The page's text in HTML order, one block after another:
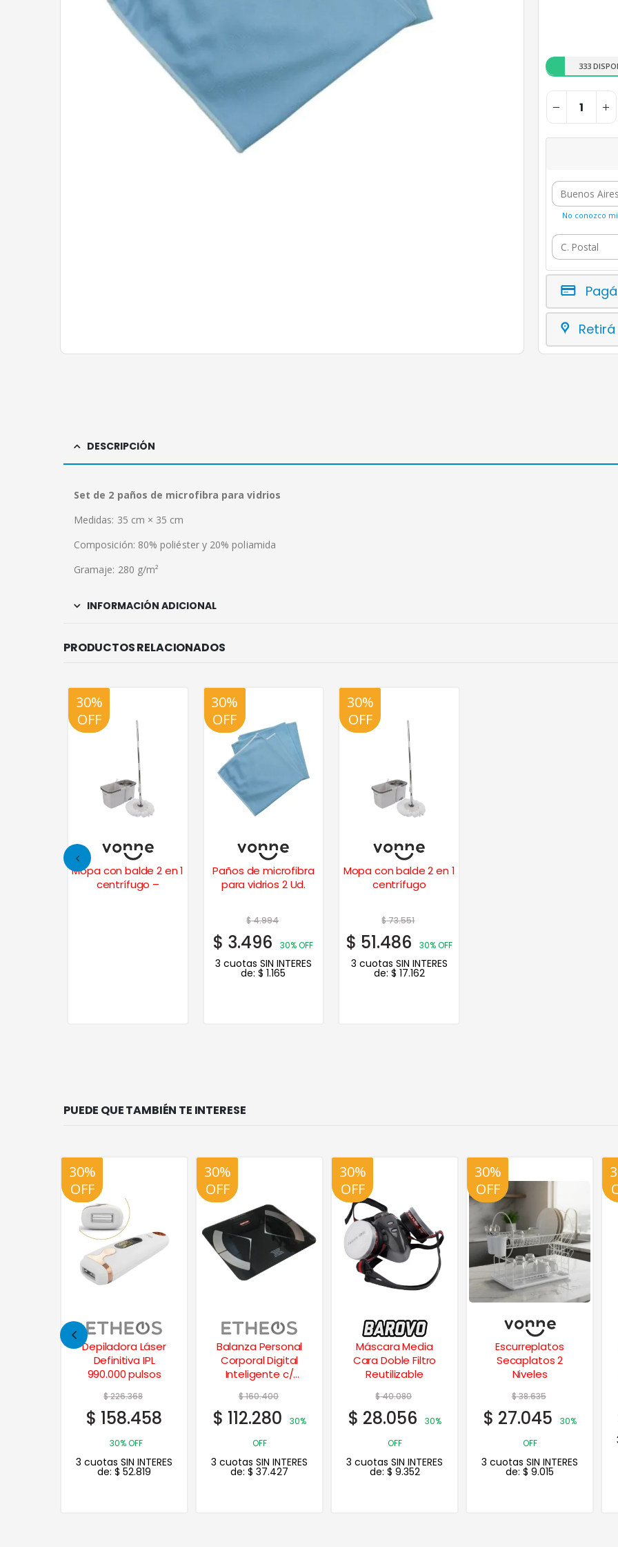
333
No conozco
DESCRIPCIÓN
Set de 2 paños de microfibra para vidrios
Medidas: 35 cm × 35 cm
Composición: 80% poliéster y 20% poliamida
Gramaje: 280 g/m²
INFORMACIÓN ADICIONAL
PRODUCTOS RELACIONADOS
30%
OFF
20%
OFF
Mopa con balde 2 en 1
centrífugo –
30%
OFF
20%
OFF
Paños de microfibra
para vidrios 2 Ud.
$4.994
$ 3.496 30% OFF
3 cuotas SIN INTERES
de:$ 1.165
30%
OFF
20%
OFF
Mopa con balde 2 en 1
centrífugo
$73.551
$ 51.486 30% OFF
3 cuotas SIN INTERES
de: $ 17.162
PUEDE QUE TAMBIÉN TE INTERESE
30%
OFF
20%
OFF
Depiladora Láser
Definitiva IPL
990.000 pulsos
$226.368
$ 158.458
30% OFF
3 cuotas SIN INTERES
de: $ 52.819
30%
OFF
20%
OFF
Balanza Personal
Corporal Digital
Inteligente c/
$160.400
$ 112.280
30%
OFF
3 cuotas SIN INTERES
de: $ 37.427
30%
OFF
20%
OFF
Máscara Media
Cara Doble Filtro
Reutilizable
$40.080
$ 28.056
30%
OFF
3 cuotas SIN INTERES
de: $ 9.352
30%
OFF
20%
OFF
Escurreplatos
Secaplatos 2
Niveles
$38.635
$ 27.045
30%
OFF
3 cuotas SIN INTERES
de: $ 9.015